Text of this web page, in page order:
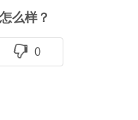
么样？
0